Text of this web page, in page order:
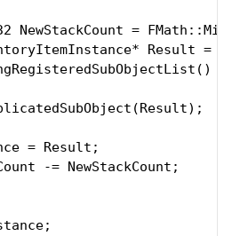
NewStackCount =
Result =
= Result;
-= NewStackCount;